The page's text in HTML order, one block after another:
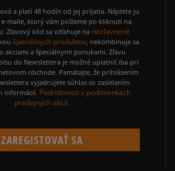
a platí 48 hodín od jej prijatia. Nájdete ju
maile, ktorý vám pošleme po kliknutí na
Zľavový kód sa vzťahuje na nezľavnené
špeciálnych produktov, nekombinuje sa
akciami a špeciálnymi ponukami. Zľavu
do Newslettera je možné uplatniť iba pri
obchode. Pamätajte, že prihlásením
vyjadrujete súhlas so zasielaním
informácií. Podrobnosti v podmienkach
predajných akcií.